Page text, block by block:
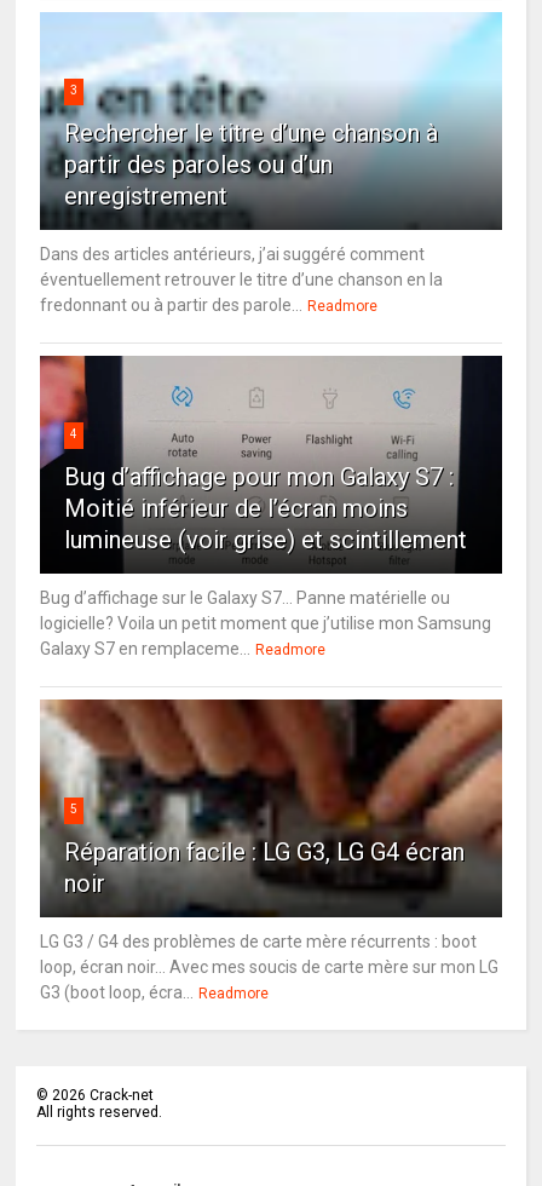
3
Rechercher le titre d’une chanson à
partir des paroles ou d’un
enregistrement
Dans des articles antérieurs, j’ai suggéré comment
éventuellement retrouver le titre d’une chanson en la
fredonnant ou à partir des parole...
Readmore
4
Bug d’affichage pour mon Galaxy S7 :
Moitié inférieur de l’écran moins
lumineuse (voir grise) et scintillement
Bug d’affichage sur le Galaxy S7… Panne matérielle ou
logicielle? Voila un petit moment que j’utilise mon Samsung
Galaxy S7 en remplaceme...
Readmore
5
Réparation facile : LG G3, LG G4 écran
noir
LG G3 / G4 des problèmes de carte mère récurrents : boot
loop, écran noir... Avec mes soucis de carte mère sur mon LG
G3 (boot loop, écra...
Readmore
© 2026 Crack-net
All rights reserved.